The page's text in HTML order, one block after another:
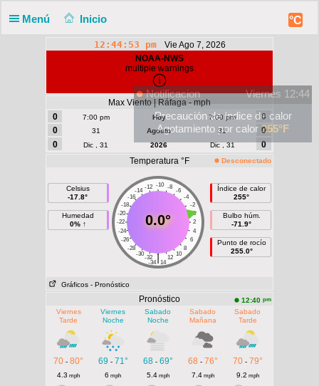
Menú Inicio °C
12:44:54 pm
Vie Ago 7, 2026
NOAA-NWS
multiple warnings
Max Viento | Ráfaga - mph
0
7:00 pm Hoy 7:00 pm
0
0
31 Agosto 31
0
0
Dic , 31 2026 Dic , 31
0
Temperatura °F
Desconectado
Celsius
-17.8°
Humedad
0% ↑
-10
-12 -8
-14
-6
-16
-4
-18
-2
-20
0
-22
2
-24
4
-26
6
-28
8
-30
10
-32 12
|
-34 14
0.0°
Índice de calor
255°
Bulbo húm.
-71.9°
Punto de rocío
255.0°
Gráficos - Pronóstico
Pronóstico 12:40 pm
Viernes
Tarde
Viernes
Noche
Sabado
Noche
Sabado
Mañana
Sabado
Tarde
70 - 80° 69 - 71° 68- 69° 68 - 76° 70- 79°
4.3 mph 6 mph 5.4mph 7.4mph 9.2 mph
Notificacion
Viernes 12:44
Precaución de índice de calor
Agotamiento por calor 255°F